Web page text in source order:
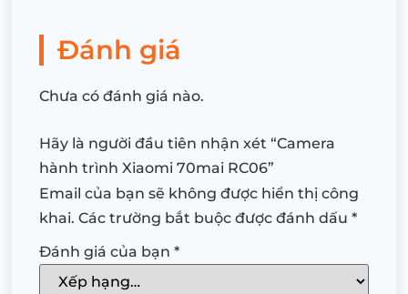
Đánh giá
Chưa có đánh giá nào.
Hãy là người đầu tiên nhận xét “Camera
hành trình Xiaomi 70mai RC06”
Email của bạn sẽ không được hiển thị công
khai. Các trường bắt buộc được đánh dấu *
Đánh giá của bạn *